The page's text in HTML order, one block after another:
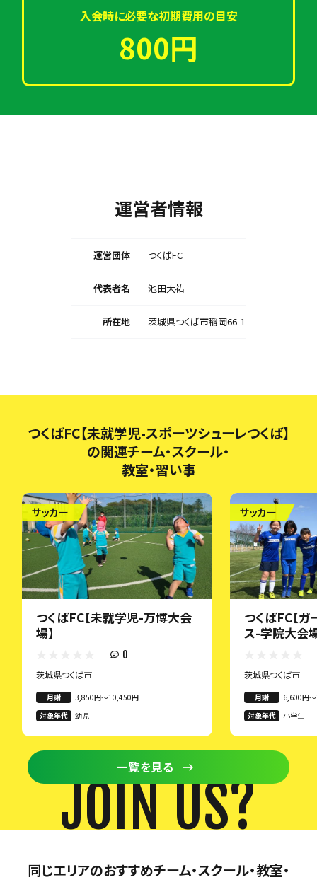
入会時に必要な初期費用の目安
800円
運営者情報
運営団体 つくばFC
代表者名 池田大祐
所在地 茨城県つくば市稲岡66-1
つくばFC【未就学児-スポーツシューレつくば】
の関連チーム・スクール・
教室・習い事
サッカー
つくばFC【未就学児-万博大会
場】
0
茨城県つくば市
月謝
3,850円〜10,450円
対象年代
幼児
サッカー
つくばFC【
ス-学院大会
茨城県つくば市
月謝
6,600円
対象年代
小学生
一覧を見る
JOIN US?
同じエリアのおすすめチーム・スクール・教室・